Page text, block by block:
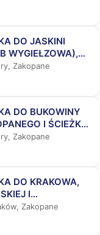
DO JASKINI
WYGIEŁZOWA),
Zakopane
DO BUKOWINY
I ŚCIEŻKĄ
Zakopane
DO KRAKOWA,
I
Zakopane